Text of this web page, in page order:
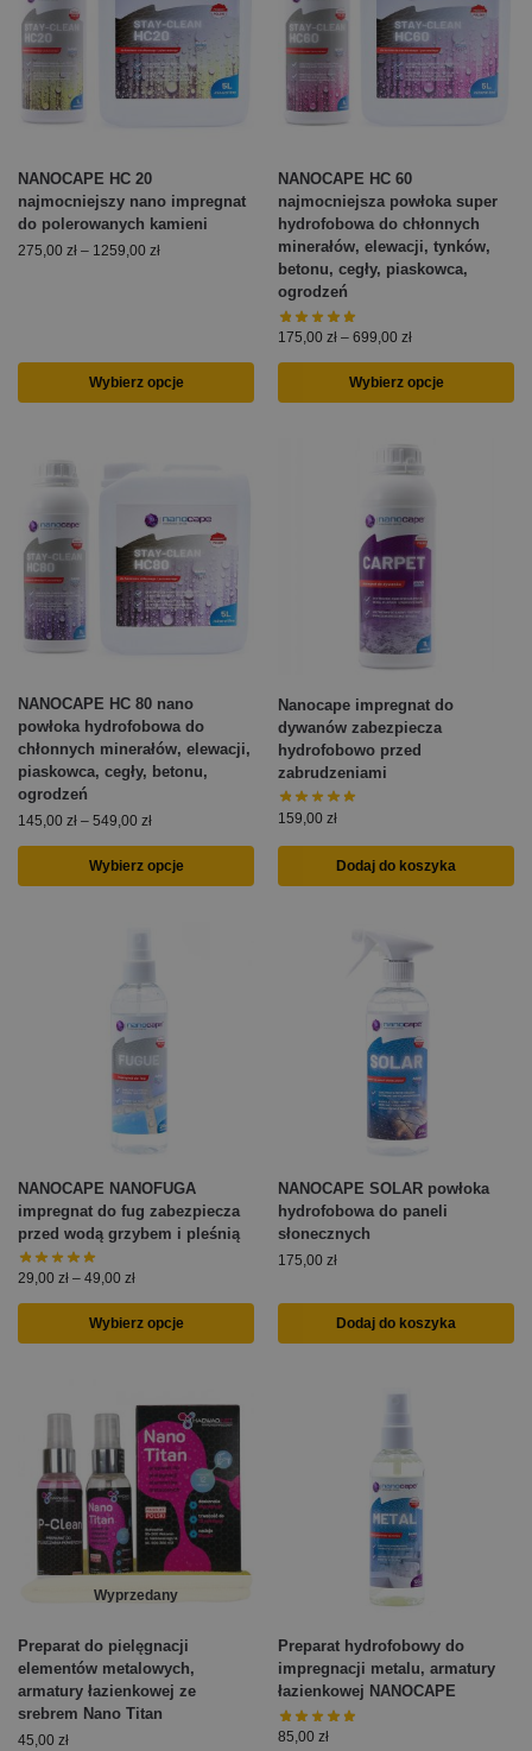
NANOCAPE HC 20
najmocniejszy nano impregnat
do polerowanych kamieni
275,00 zł – 1259,00 zł
Wybierz opcje
NANOCAPE HC 60
najmocniejsza powłoka super
hydrofobowa do chłonnych
minerałów, elewacji, tynków,
betonu, cegły, piaskowca,
ogrodzeń
175,00 zł – 699,00 zł
Wybierz opcje
NANOCAPE HC 80 nano
powłoka hydrofobowa do
chłonnych minerałów, elewacji,
piaskowca, cegły, betonu,
ogrodzeń
145,00 zł – 549,00 zł
Wybierz opcje
Nanocape impregnat do
dywanów zabezpiecza
hydrofobowo przed
zabrudzeniami
159,00 zł
Dodaj do koszyka
NANOCAPE NANOFUGA
impregnat do fug zabezpiecza
przed wodą grzybem i pleśnią
29,00 zł – 49,00 zł
Wybierz opcje
NANOCAPE SOLAR powłoka
hydrofobowa do paneli
słonecznych
175,00 zł
Dodaj do koszyka
Wyprzedany
Preparat do pielęgnacji
elementów metalowych,
armatury łazienkowej ze
srebrem Nano Titan
45,00 zł
Preparat hydrofobowy do
impregnacji metalu, armatury
łazienkowej NANOCAPE
85,00 zł